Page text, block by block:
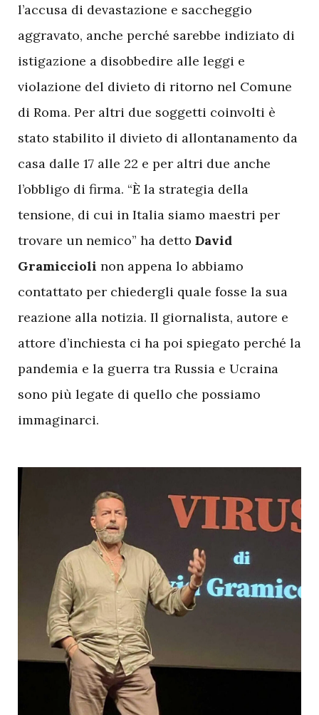
l’accusa di devastazione e saccheggio
aggravato, anche perché sarebbe indiziato di
istigazione a disobbedire alle leggi e
violazione del divieto di ritorno nel Comune
di Roma. Per altri due soggetti coinvolti è
stato stabilito il divieto di allontanamento da
casa dalle 17 alle 22 e per altri due anche
l’obbligo di firma. “È la strategia della
tensione, di cui in Italia siamo maestri per
trovare un nemico” ha detto David
Gramiccioli non appena lo abbiamo
contattato per chiedergli quale fosse la sua
reazione alla notizia. Il giornalista, autore e
attore d’inchiesta ci ha poi spiegato perché la
pandemia e la guerra tra Russia e Ucraina
sono più legate di quello che possiamo
immaginarci.